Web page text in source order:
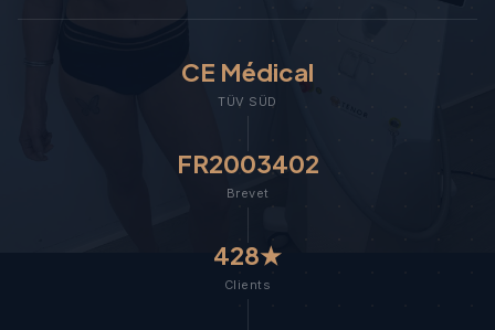
CE Médical
TÜV SÜD
FR2003402
Brevet
428★
Clients